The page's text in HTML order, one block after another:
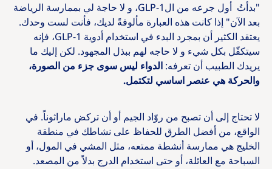
"بدأتُ أول جرعه من الGLP-1، و لا حاجة لي بممارسة الرياضة
بعد الآن" إذا كانت هذه العبارة مألوفةً لديك، فأنت لست وحدك.
يعتقد الكثير أن بمجرد البدء في استخدام أدوية GLP-1، فإنه
سيتكفّل بكل شيء و لا حاجه لهم ببذل المجهود. لكن إليك ما
يريدك الطبيب أن تعرفه: الدواء ليس سوى جزء من الصورة،
والحركة هي عنصر اساسي لتكتمل.
لا تحتاج إلى أن تصبح من روّاد الجيم أو أن تركض ماراثوناً. في
الواقع، من أفضل الطرق للحفاظ على نشاطك في منطقة
الخليج هي ممارسة أنشطة ممتعه، مثل المشي في المول، أو
السباحة مع العائلة، أو حتى استخدام الدرج بدلاً من المصعد.